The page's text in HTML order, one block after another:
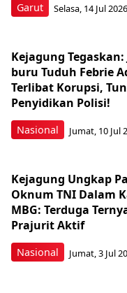
Garut Selasa, 14 Jul
Nasional
Kejagung
buru Tuduh Febrie
Terlibat Korupsi,
Penyidikan Polisi!
Jumat, 10 Jul
Nasional
Kejagung Ungkap
Oknum TNI Dalam
MBG: Terduga
Prajurit Aktif
Jumat, 3 Jul